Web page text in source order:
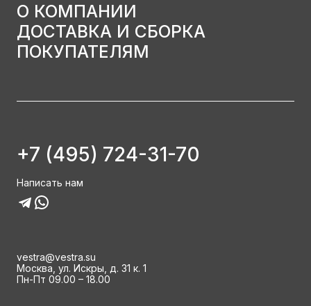
О КОМПАНИИ
ДОСТАВКА И СБОРКА
ПОКУПАТЕЛЯМ
+7 (495) 724-31-70
Написать нам
vestra@vestra.su
Москва, ул. Искры, д. 31 к. 1
Пн-Пт 09.00 – 18.00